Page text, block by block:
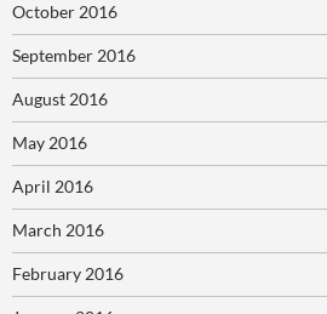
October 2016
September 2016
August 2016
May 2016
April 2016
March 2016
February 2016